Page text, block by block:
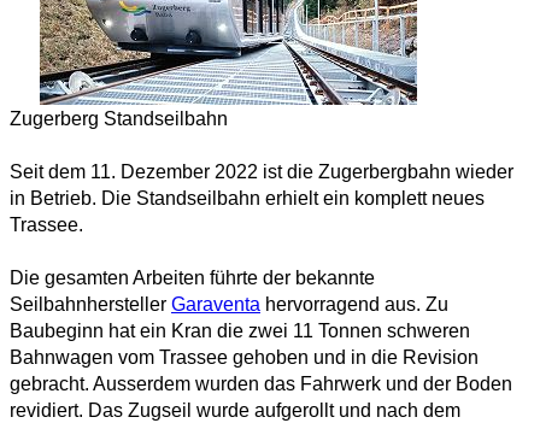
Zugerberg Standseilbahn
Seit dem 11. Dezember 2022 ist die Zugerbergbahn wieder
in Betrieb. Die Standseilbahn erhielt ein komplett neues
Trassee.
Die gesamten Arbeiten führte der bekannte
Seilbahnhersteller Garaventa hervorragend aus. Zu
Baubeginn hat ein Kran die zwei 11 Tonnen schweren
Bahnwagen vom Trassee gehoben und in die Revision
gebracht. Ausserdem wurden das Fahrwerk und der Boden
revidiert. Das Zugseil wurde aufgerollt und nach dem